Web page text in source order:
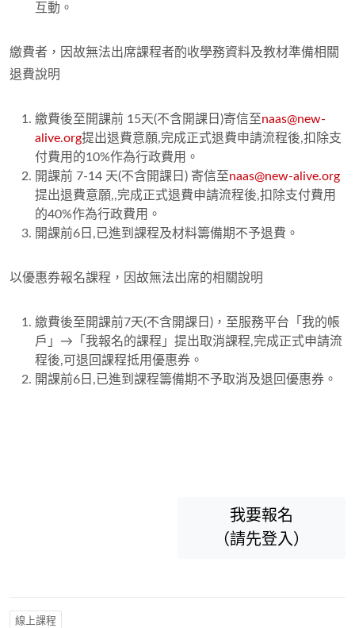
互動。
繳費者，因故無法出席課程者酌收學務資料及教材準備相關
退費說明
繳費後至開課前 15天(不含開課日)寄信至naas@new-
alive.org提出退費意願,完成正式退費申請流程後,扣除支
付費用的10%作為行政費用。
開課前 7-14 天(不含開課日) 寄信至naas@new-alive.org
提出退費意願,,完成正式退費申請流程後,扣除支付費用
的40%作為行政費用。
開課前6日,已進到課程及材料籌備期不予退費。
以優惠券報名課程，因故無法出席的相關說明
繳費後至開課前7天(不含開課日)，至服務平台「我的帳
戶」→「我報名的課程」提出取消課程,完成正式申請流
程後,可退回課程抵用優惠券。
開課前6日,已進到課程籌備期不予取消及退回優惠券。
我要報名
（請先登入）
線上課程